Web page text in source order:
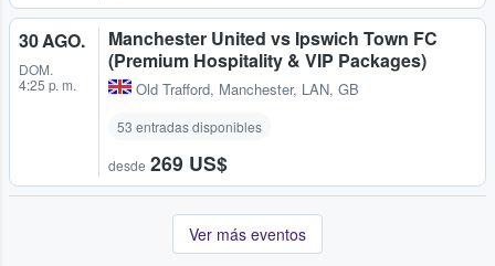
30 AGO.
DOM.
4:25 p. m.
Manchester United vs Ipswich Town FC
(Premium Hospitality & VIP Packages)
Old Trafford, Manchester, LAN, GB
53 entradas disponibles
desde 269 US$
Ver más eventos